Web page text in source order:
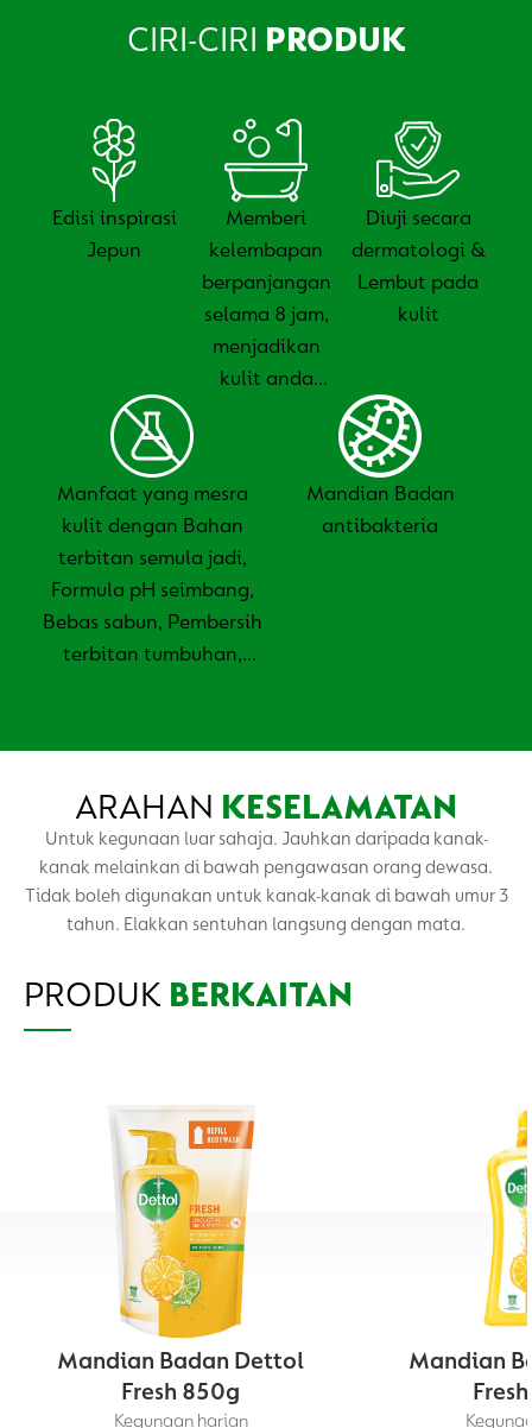
CIRI-CIRI PRODUK
Edisi inspirasi
Jepun
Memberi
kelembapan
berpanjangan
selama 8 jam,
menjadikan
kulit anda
licin dan lembut
Diuji secara
dermatologi &
Lembut pada
kulit
Manfaat yang mesra
kulit dengan Bahan
terbitan semula jadi,
Formula pH seimbang,
Bebas sabun, Pembersih
terbitan tumbuhan,
Mandian Badan
antibakteria
ARAHAN KESELAMATAN
Untuk kegunaan luar sahaja. Jauhkan daripada kanak-
kanak melainkan di bawah pengawasan orang dewasa.
Tidak boleh digunakan untuk kanak-kanak di bawah umur 3
tahun. Elakkan sentuhan langsung dengan mata.
PRODUK BERKAITAN
Mandian Badan Dettol
Fresh 850g
Kegunaan harian
Mandian